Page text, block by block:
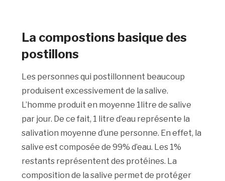
La compostions basique des
postillons
Les personnes qui postillonnent beaucoup
produisent excessivement de la salive.
L’homme produit en moyenne 1litre de salive
par jour. De ce fait, 1 litre d’eau représente la
salivation moyenne d’une personne. En effet, la
salive est composée de 99% d’eau. Les 1%
restants représentent des protéines. La
composition de la salive permet de protéger